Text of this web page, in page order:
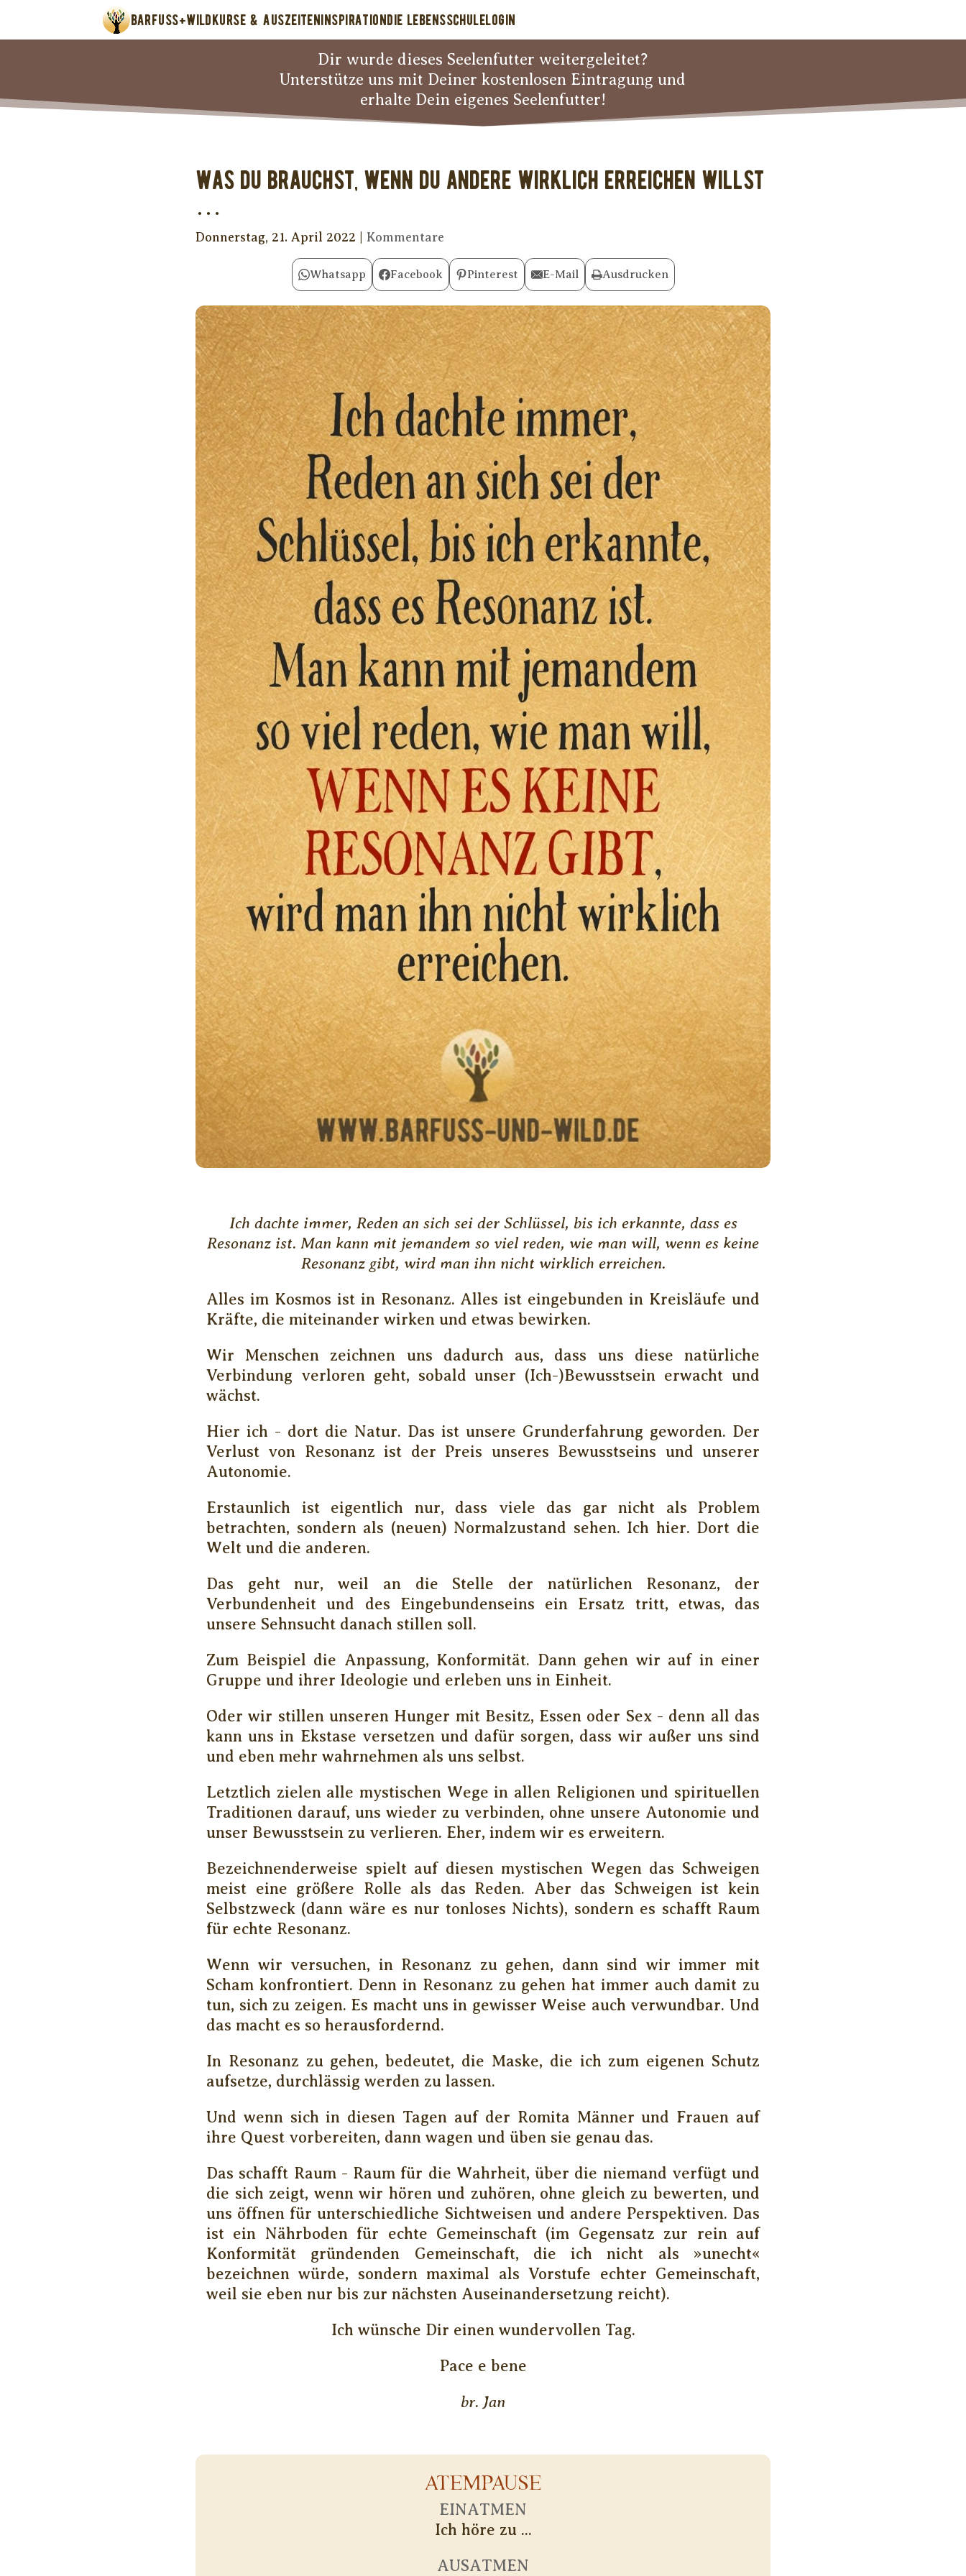
BARFUSS+WILDKURSE & AUSZEITENINSPIRATIONDIE LEBENSSCHULELOGIN
Dir wurde dieses Seelenfutter weitergeleitet?
Unterstütze uns mit Deiner kostenlosen Eintragung und
erhalte Dein eigenes Seelenfutter!
Was Du brauchst, wenn Du andere wirklich erreichen willst
…
Donnerstag, 21. April 2022 Kommentare
Whatsapp Facebook Pinterest E-Mail Ausdrucken
Ich dachte immer, Reden an sich sei der Schlüssel, bis ich erkannte, dass es
Resonanz ist. Man kann mit jemandem so viel reden, wie man will, wenn es keine
Resonanz gibt, wird man ihn nicht wirklich erreichen.
Alles im Kosmos ist in Resonanz. Alles ist eingebunden in Kreisläufe und
Kräfte, die miteinander wirken und etwas bewirken.
Wir Menschen zeichnen uns dadurch aus, dass uns diese natürliche
Verbindung verloren geht, sobald unser (Ich-)Bewusstsein erwacht und
wächst.
Hier ich - dort die Natur. Das ist unsere Grunderfahrung geworden. Der
Verlust von Resonanz ist der Preis unseres Bewusstseins und unserer
Autonomie.
Erstaunlich ist eigentlich nur, dass viele das gar nicht als Problem
betrachten, sondern als (neuen) Normalzustand sehen. Ich hier. Dort die
Welt und die anderen.
Das geht nur, weil an die Stelle der natürlichen Resonanz, der
Verbundenheit und des Eingebundenseins ein Ersatz tritt, etwas, das
unsere Sehnsucht danach stillen soll.
Zum Beispiel die Anpassung, Konformität. Dann gehen wir auf in einer
Gruppe und ihrer Ideologie und erleben uns in Einheit.
Oder wir stillen unseren Hunger mit Besitz, Essen oder Sex - denn all das
kann uns in Ekstase versetzen und dafür sorgen, dass wir außer uns sind
und eben mehr wahrnehmen als uns selbst.
Letztlich zielen alle mystischen Wege in allen Religionen und spirituellen
Traditionen darauf, uns wieder zu verbinden, ohne unsere Autonomie und
unser Bewusstsein zu verlieren. Eher, indem wir es erweitern.
Bezeichnenderweise spielt auf diesen mystischen Wegen das Schweigen
meist eine größere Rolle als das Reden. Aber das Schweigen ist kein
Selbstzweck (dann wäre es nur tonloses Nichts), sondern es schafft Raum
für echte Resonanz.
Wenn wir versuchen, in Resonanz zu gehen, dann sind wir immer mit
Scham konfrontiert. Denn in Resonanz zu gehen hat immer auch damit zu
tun, sich zu zeigen. Es macht uns in gewisser Weise auch verwundbar. Und
das macht es so herausfordernd.
In Resonanz zu gehen, bedeutet, die Maske, die ich zum eigenen Schutz
aufsetze, durchlässig werden zu lassen.
Und wenn sich in diesen Tagen auf der Romita Männer und Frauen auf
ihre Quest vorbereiten, dann wagen und üben sie genau das.
Das schafft Raum - Raum für die Wahrheit, über die niemand verfügt und
die sich zeigt, wenn wir hören und zuhören, ohne gleich zu bewerten, und
uns öffnen für unterschiedliche Sichtweisen und andere Perspektiven. Das
ist ein Nährboden für echte Gemeinschaft (im Gegensatz zur rein auf
Konformität gründenden Gemeinschaft, die ich nicht als »unecht«
bezeichnen würde, sondern maximal als Vorstufe echter Gemeinschaft,
weil sie eben nur bis zur nächsten Auseinandersetzung reicht).
Ich wünsche Dir einen wundervollen Tag.
Pace e bene
br. Jan
ATEMPAUSE
EINATMEN
Ich höre zu ...
AUSATMEN